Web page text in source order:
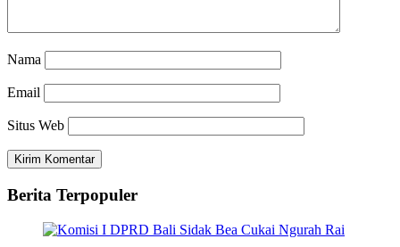
Nama
Email
Situs Web
Berita Terpopuler